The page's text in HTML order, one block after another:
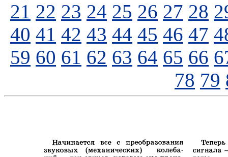
21 22 23 24 25 26 27 28
40 41 42 43 44 45 46 47
59 60 61 62 63 64 65 66
78 79